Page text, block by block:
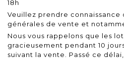
18h
Veuillez prendre connaissance
générales de vente et
Nous vous rappelons que les
gracieusement pendant 10
suivant la vente. Passé ce